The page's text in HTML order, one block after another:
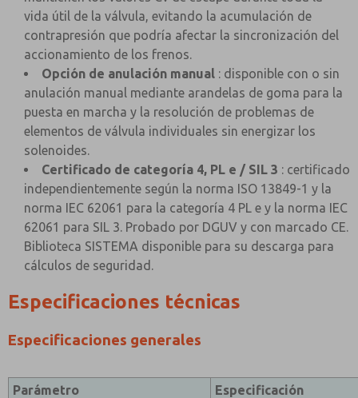
vida útil de la válvula, evitando la acumulación de
contrapresión que podría afectar la sincronización del
accionamiento de los frenos.
Opción de anulación manual : disponible con o sin
anulación manual mediante arandelas de goma para la
puesta en marcha y la resolución de problemas de
elementos de válvula individuales sin energizar los
solenoides.
Certificado de categoría 4, PL e / SIL 3 : certificado
independientemente según la norma ISO 13849-1 y la
norma IEC 62061 para la categoría 4 PL e y la norma IEC
62061 para SIL 3. Probado por DGUV y con marcado CE.
Biblioteca SISTEMA disponible para su descarga para
cálculos de seguridad.
Especificaciones técnicas
Especificaciones generales
Parámetro
Especificación